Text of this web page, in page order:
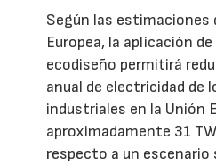
Según las estimaciones
Europea, la aplicación
ecodiseño permitirá
anual de electricidad de
industriales en la Unión
aproximadamente 31
respecto a un escenario